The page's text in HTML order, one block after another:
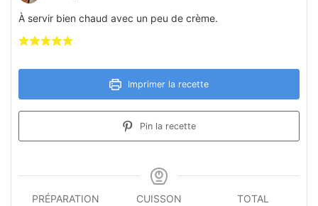
À servir bien chaud avec un peu de crème.
Imprimer la recette
Pin la recette
PRÉPARATION
CUISSON
TOTAL